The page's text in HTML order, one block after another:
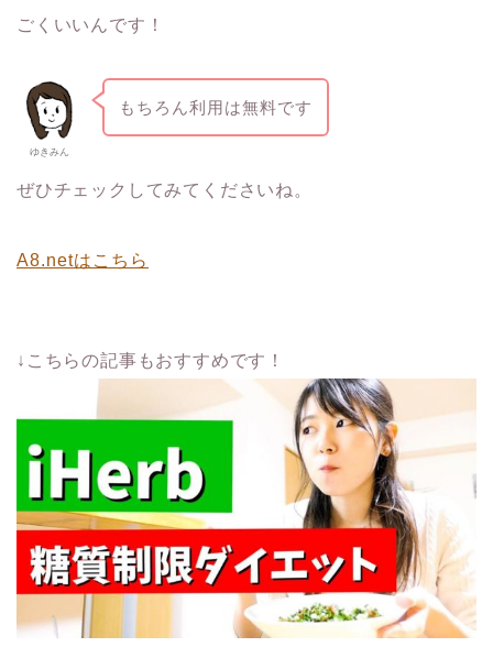
ごくいいんです！
ゆきみん
もちろん利用は無料です
ぜひチェックしてみてくださいね。
A8.netはこちら
↓こちらの記事もおすすめです！